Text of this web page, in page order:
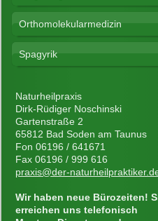
Orthomolekularmedizin
Spagyrik
Naturheilpraxis
Dirk-Rüdiger Noschinski
Gartenstraße 2
65812 Bad Soden am Taunus
Fon 06196 / 641671
Fax 06196 / 999 616
praxis@der-
Wir haben neue Bürozeiten!
erreichen uns telefonisch